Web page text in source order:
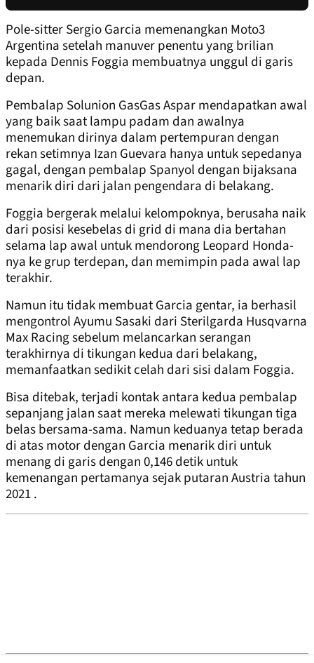
Pole-sitter Sergio Garcia memenangkan Moto3
Argentina setelah manuver penentu yang brilian
kepada Dennis Foggia membuatnya unggul di garis
depan.
Pembalap Solunion GasGas Aspar mendapatkan awal
yang baik saat lampu padam dan awalnya
menemukan dirinya dalam pertempuran dengan
rekan setimnya Izan Guevara hanya untuk sepedanya
gagal, dengan pembalap Spanyol dengan bijaksana
menarik diri dari jalan pengendara di belakang.
Foggia bergerak melalui kelompoknya, berusaha naik
dari posisi kesebelas di grid di mana dia bertahan
selama lap awal untuk mendorong Leopard Honda-
nya ke grup terdepan, dan memimpin pada awal lap
terakhir.
Namun itu tidak membuat Garcia gentar, ia berhasil
mengontrol Ayumu Sasaki dari Sterilgarda Husqvarna
Max Racing sebelum melancarkan serangan
terakhirnya di tikungan kedua dari belakang,
memanfaatkan sedikit celah dari sisi dalam Foggia.
Bisa ditebak, terjadi kontak antara kedua pembalap
sepanjang jalan saat mereka melewati tikungan tiga
belas bersama-sama. Namun keduanya tetap berada
di atas motor dengan Garcia menarik diri untuk
menang di garis dengan 0,146 detik untuk
kemenangan pertamanya sejak putaran Austria tahun
2021 .